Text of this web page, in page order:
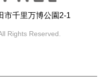
市千里万博公園2-1
Rights Reserved.